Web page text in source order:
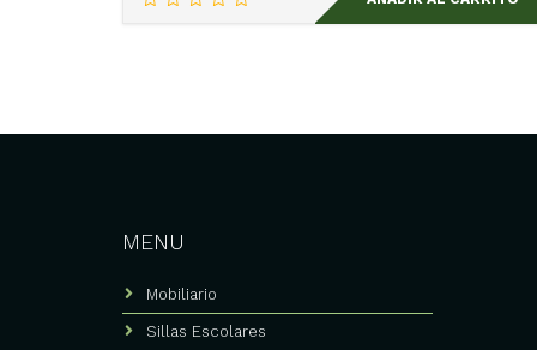
MENU
Mobiliario
Sillas Escolares